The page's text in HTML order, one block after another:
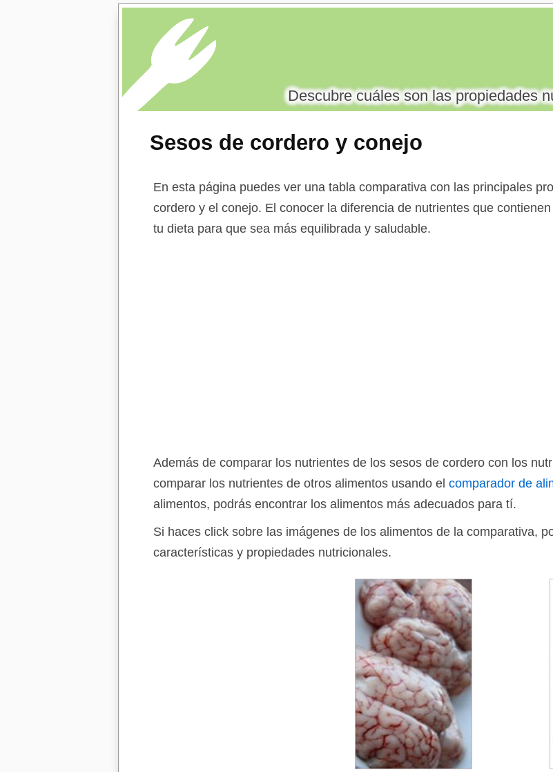
Sesos de cordero y conejo
Descubre cuáles son las propiedades
En esta página puedes ver una tabla comparativa con las principales
cordero y el conejo. El conocer la diferencia de nutrientes que
tu dieta para que sea más equilibrada y saludable.
Además de comparar los nutrientes de los sesos de cordero con los
comparar los nutrientes de otros alimentos usando el comparador de
alimentos, podrás encontrar los alimentos más adecuados para tí.
Si haces click sobre las imágenes de los alimentos de la comparativa,
características y propiedades nutricionales.